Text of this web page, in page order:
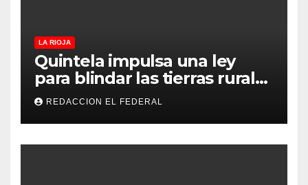
LA RIOJA
Quintela impulsa una ley
para blindar las tierras rurales
de La Rioja: cuáles son los
principales puntos
REDACCION EL FEDERAL